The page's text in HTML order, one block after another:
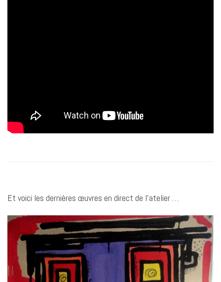
Et voici les dernières œuvres en direct de l’atelier …